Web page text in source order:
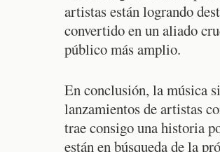
artistas están logrando
convertido en un aliado
público más amplio.
En conclusión, la música
lanzamientos de artistas
trae consigo una historia
están en búsqueda de la